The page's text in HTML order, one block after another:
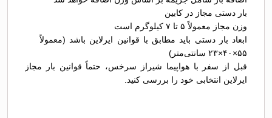
بار دستی مجاز در کابین
وزن مجاز معمولاً ۵ تا ۷ کیلوگرم است
ابعاد بار دستی باید مطابق با قوانین ایرلاین باشد (معمولاً
۵۵×۴۰×۲۳ سانتی‌متر)
قبل از سفر با هواپیما شیراز سرخس، حتماً قوانین بار مجاز
ایرلاین انتخابی خود را بررسی کنید.